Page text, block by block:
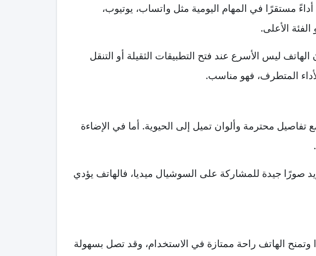
مستقرًا في المهام اليومية مثل واتساب، يوتيوب،
الأعلى.
الهاتف ليس الأسرع عند فتح التطبيقات الثقيلة أو التنقل
المتطرف، فهو مناسب.
تفاصيل محترمة وألوان تميل إلى الحيوية. أما في الإضاءة
صورًا جيدة للمشاركة على السوشيال ميديا، فالهاتف يؤدي
وتمنح الهاتف راحة ممتازة في الاستخدام، وقد تصل بسهولة